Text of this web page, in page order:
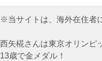
※当サイトは、海外在住者
西矢椛さんは東京オリンピ
13歳で金メダル！